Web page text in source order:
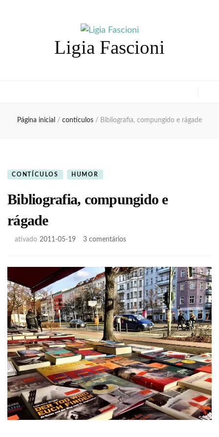
Ligia Fascioni
Página inicial / contículos / Bibliografia, compungido e rágade
CONTÍCULOS HUMOR
Bibliografia, compungido e
rágade
ativado 2011-05-19 3 comentáriosem
e
rágade